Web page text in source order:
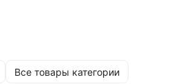
Все товары категории